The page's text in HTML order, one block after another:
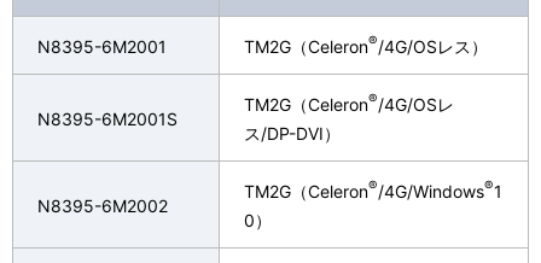
N8395-6M2001 TM2G（Celeron®/4G/OSレス）
N8395-6M2001S
TM2G（Celeron®/4G/OSレ
ス/DP-DVI）
N8395-6M2002
TM2G（Celeron®/4G/Windows®1
0）